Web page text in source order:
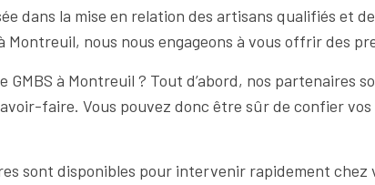
dans la mise en relation des artisans qualifiés et
Montreuil, nous nous engageons à vous offrir des
GMBS à Montreuil ? Tout d’abord, nos partenaires
faire. Vous pouvez donc être sûr de confier
sont disponibles pour intervenir rapidement